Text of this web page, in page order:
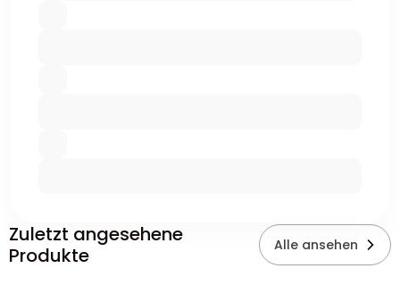
Zuletzt angesehene
Produkte
Alle ansehen